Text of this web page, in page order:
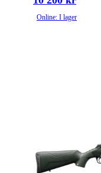
Online: I lager